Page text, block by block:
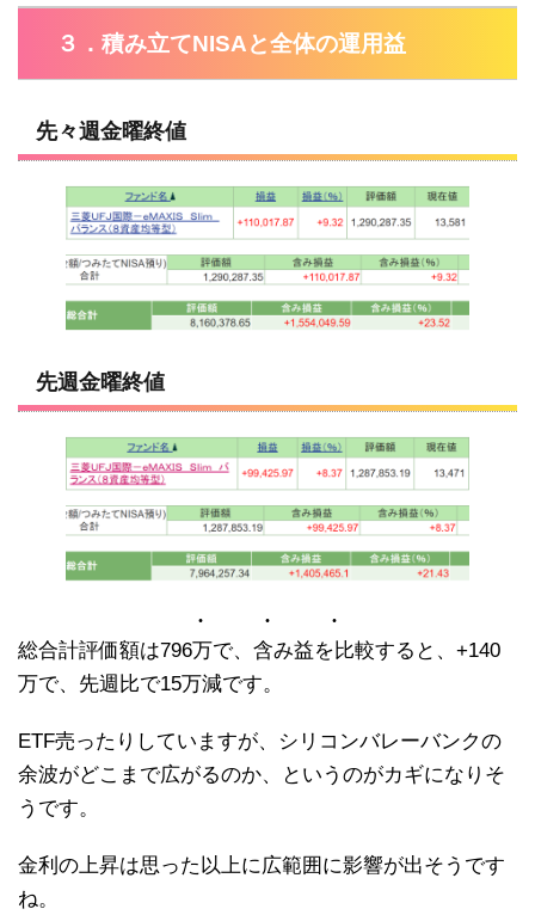
３．積み立てNISAと全体の運用益
先々週金曜終値
先週金曜終値
総合計評価額は796万で、含み益を比較すると、+140
万で、先週比で15万減です。
ETF売ったりしていますが、シリコンバレーバンクの
余波がどこまで広がるのか、というのがカギになりそ
うです。
金利の上昇は思った以上に広範囲に影響が出そうです
ね。